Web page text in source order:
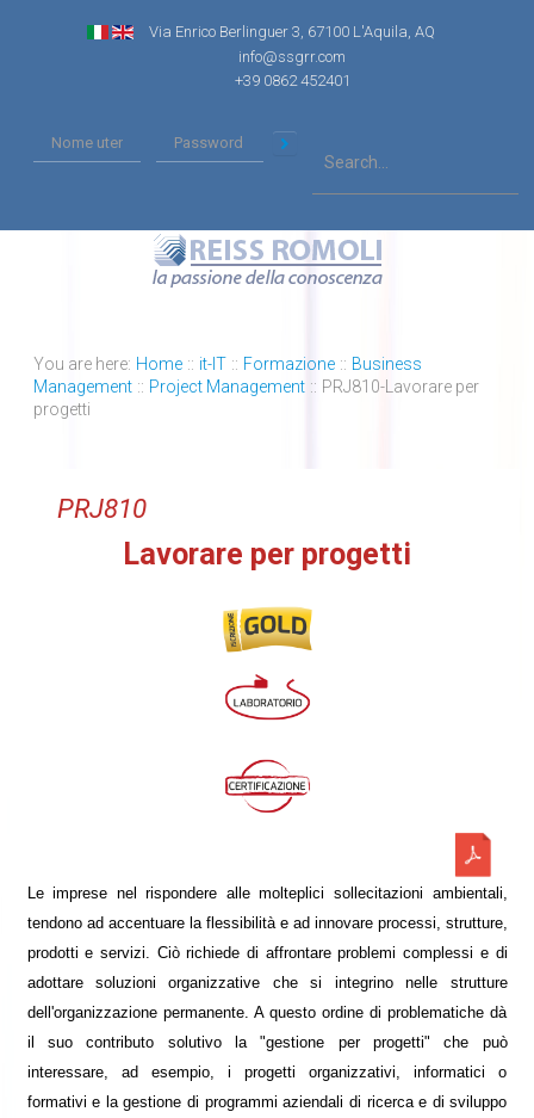
Via Enrico Berlinguer 3, 67100 L'Aquila, AQ
info@ssgrr.com
+39 0862 452401
You are here: Home :: it-IT :: Formazione :: Business
Management :: Project Management :: PRJ810-Lavorare per
progetti
PRJ810
Lavorare per progetti
Le imprese nel rispondere alle molteplici sollecitazioni ambientali,
tendono ad accentuare la flessibilità e ad innovare processi, strutture,
prodotti e servizi. Ciò richiede di affrontare problemi complessi e di
adottare soluzioni organizzative che si integrino nelle strutture
dell'organizzazione permanente. A questo ordine di problematiche dà
il suo contributo solutivo la "gestione per progetti" che può
interessare, ad esempio, i progetti organizzativi, informatici o
formativi e la gestione di programmi aziendali di ricerca e di sviluppo